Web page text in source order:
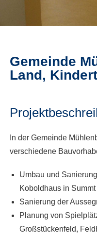
Gemeinde
Land,
In der Gemeinde
verschiedene
Umbau und
Koboldhaus in Summt
Sanierung der
Planung von
Großstückenfeld,